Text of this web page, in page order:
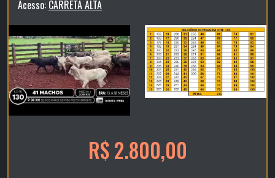
Acesso: CARRETA ALTA
R$ 2.800,00